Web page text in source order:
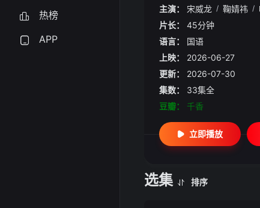
热榜
APP
主演：
宋威龙 / 鞠婧祎 /
片长：
45分钟
语言：
国语
上映：
2026-06-27
更新：
2026-07-30
集数：
33集全
豆瓣：
千香
立即播放
选集 排序